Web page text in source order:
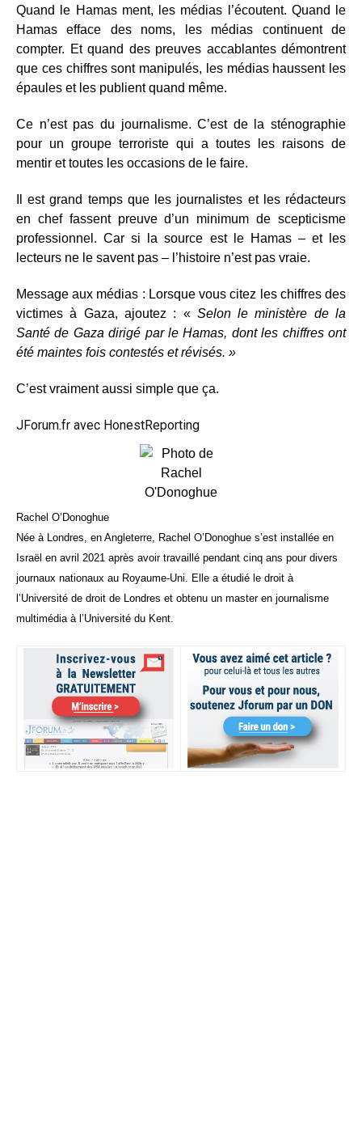
Quand le Hamas ment, les médias l’écoutent. Quand le
Hamas efface des noms, les médias continuent de
compter. Et quand des preuves accablantes démontrent
que ces chiffres sont manipulés, les médias haussent les
épaules et les publient quand même.
Ce n’est pas du journalisme. C’est de la sténographie
pour un groupe terroriste qui a toutes les raisons de
mentir et toutes les occasions de le faire.
Il est grand temps que les journalistes et les rédacteurs
en chef fassent preuve d’un minimum de scepticisme
professionnel. Car si la source est le Hamas – et les
lecteurs ne le savent pas – l’histoire n’est pas vraie.
Message aux médias : Lorsque vous citez les chiffres des
victimes à Gaza, ajoutez : « Selon le ministère de la
Santé de Gaza dirigé par le Hamas, dont les chiffres ont
été maintes fois contestés et révisés. »
C’est vraiment aussi simple que ça.
JForum.fr avec HonestReporting
Rachel O’Donoghue
Née à Londres, en Angleterre, Rachel O’Donoghue s’est installée en
Israël en avril 2021 après avoir travaillé pendant cinq ans pour divers
journaux nationaux au Royaume-Uni. Elle a étudié le droit à
l’Université de droit de Londres et obtenu un master en journalisme
multimédia à l’Université du Kent.